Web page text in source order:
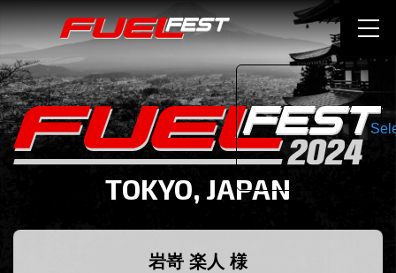
TOKYO, JAPAN
岩嵜 楽人 様